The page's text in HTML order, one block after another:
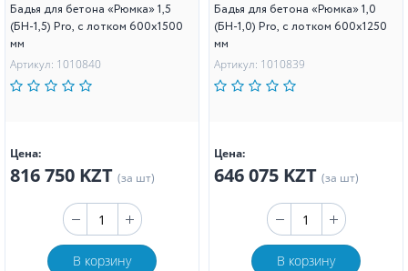
Бадья для бетона «Рюмка» 1,5
(БН-1,5) Pro, с лотком 600х1500
мм
Артикул: 1010840
Цена:
816 750 KZT (за шт)
В корзину
Бадья для бетона «Рюмка» 1,0
(БН-1,0) Pro, с лотком 600х1250
мм
Артикул: 1010839
Цена:
646 075 KZT (за шт)
В корзину